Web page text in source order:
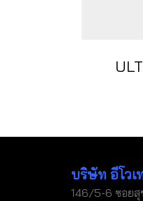
บริษัท อีโวเ
146/5-6 ซอยสุ